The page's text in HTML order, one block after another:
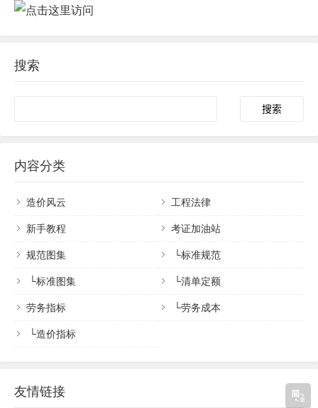
搜索
内容分类
造价风云 工程法律
新手教程 考证加油站
规范图集 └标准规范
└标准图集 └清单定额
劳务指标 └劳务成本
└造价指标
友情链接